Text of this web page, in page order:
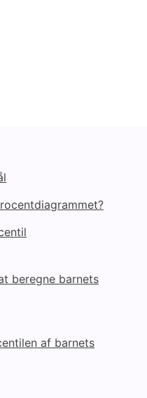
beregne barnets
af barnets